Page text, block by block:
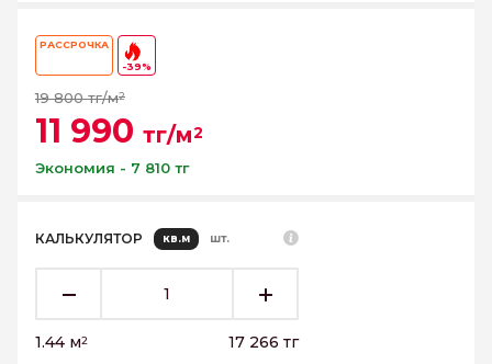
РАССРОЧКА
-39%
19 800 тг/м2
11 990 тг/м2
Экономия - 7 810 тг
КАЛЬКУЛЯТОР кв.м шт.
1.44 м2 17 266 тг